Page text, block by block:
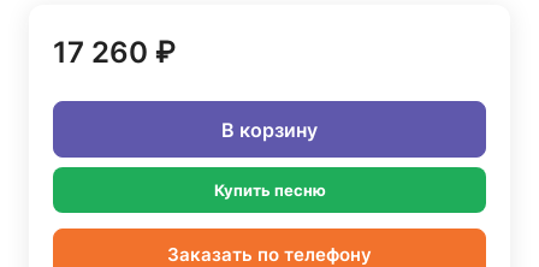
17 260 ₽
В корзину
Купить песню
Заказать по телефону